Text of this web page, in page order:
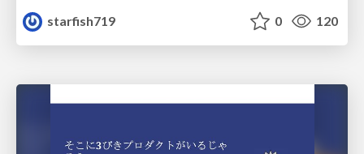
starfish719
0 120